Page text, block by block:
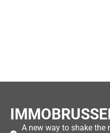
A new way to shake the